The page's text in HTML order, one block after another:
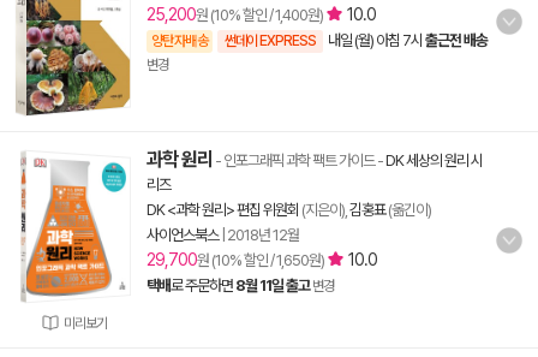
25,200원 (10% 할인 / 1,400원) 10.0
양탄자배송 썬데이 EXPRESS 내일 (월) 아침 7시 출근전 배송
변경
미리보기
과학 원리 - 인포그래픽 과학 팩트 가이드-DK 세상의 원리 시
리즈
DK <과학 원리> 편집 위원회 (지은이), 김홍표(옮긴이)
사이언스북스| 2018년 12월
29,700원 (10% 할인 / 1,650원) 10.0
택배로 주문하면 8월 11일 출고 변경